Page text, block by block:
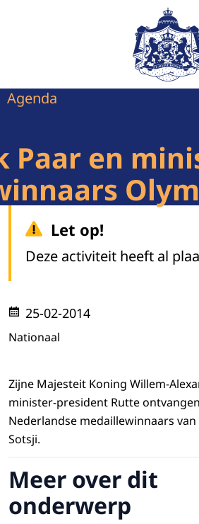
Naar de
Agenda
Paar en
Let op!
Deze activiteit heeft al
25-02-2014
Nationaal
Zijne Majesteit Koning Willem-
minister-president Rutte
Nederlandse medaillewinnaars
Sotsji.
Meer over dit
onderwerp